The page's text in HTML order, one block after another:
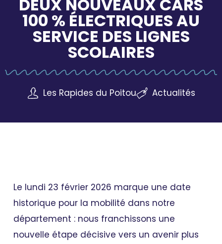
DEUX NOUVEAUX CARS
100 % ÉLECTRIQUES AU
SERVICE DES LIGNES
SCOLAIRES
Les Rapides du Poitou Actualités
Le lundi 23 février 2026 marque une date
historique pour la mobilité dans notre
département : nous franchissons une
nouvelle étape décisive vers un avenir plus